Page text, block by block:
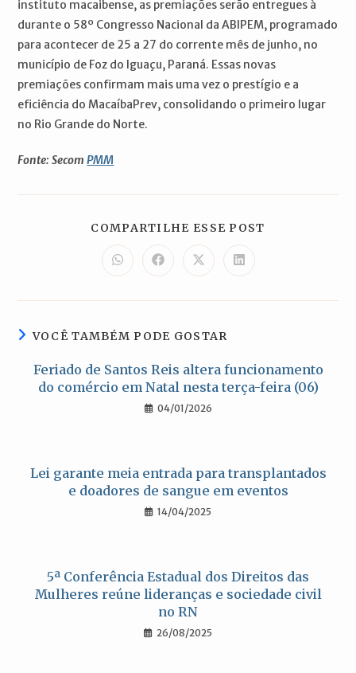
instituto macaibense, as premiações serão entregues à
durante o 58º Congresso Nacional da ABIPEM, programado
para acontecer de 25 a 27 do corrente mês de junho, no
município de Foz do Iguaçu, Paraná. Essas novas
premiações confirmam mais uma vez o prestígio e a
eficiência do MacaíbaPrev, consolidando o primeiro lugar
no Rio Grande do Norte.
Fonte: SecomPMM
COMPARTILHE ESSE POST
Abre
em
nova
Abre
em
nova
Abre
em
nova
Abre
em
nova
VOCÊ TAMBÉM PODE GOSTAR
Feriado de Santos Reis altera funcionamento
do comércio em Natal nesta terça-feira (06)
04/01/2026
Lei garante meia entrada para transplantados
e doadores de sangue em eventos
14/04/2025
5ª Conferência Estadual dos Direitos das
Mulheres reúne lideranças e sociedade civil
no RN
26/08/2025